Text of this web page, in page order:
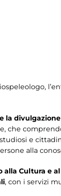
la
che
e
alla
alla Cultura e
, con i servizi